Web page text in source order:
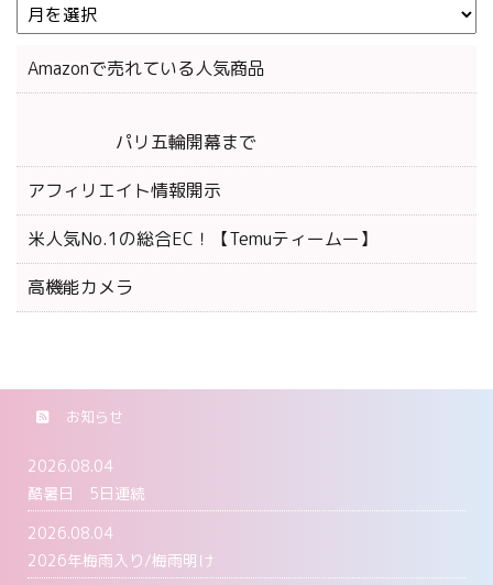
Amazonで売れている人気商品
パリ五輪開幕まで
アフィリエイト情報開示
米人気No.1の総合EC！【Temuティームー】
高機能カメラ
お知らせ
2026.08.04
酷暑日 5日連続
2026.08.04
2026年梅雨入り/梅雨明け